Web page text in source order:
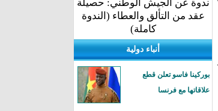
ندوة عن الجيش الوطني: حصيلة
عقد من التألق والعطاء (الندوة
كاملة)
أنباء دولية
بوركينا فاسو تعلن قطع
علاقاتها مع فرنسا